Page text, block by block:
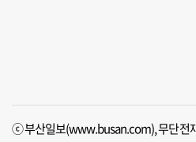
ⓒ 부산일보(www.busan.com), 무단전